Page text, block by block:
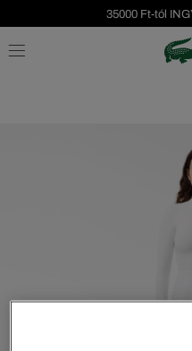
35000 Ft-tól
Szezonális